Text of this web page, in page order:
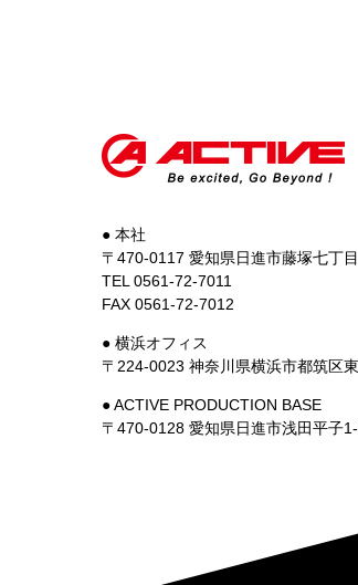
● 本社
〒470-0117 愛知県日進市藤塚七丁
TEL 0561-72-7011
FAX 0561-72-7012
● 横浜オフィス
〒224-0023 神奈川県横浜市都筑区
● ACTIVE PRODUCTION BASE
〒470-0128 愛知県日進市浅田平子